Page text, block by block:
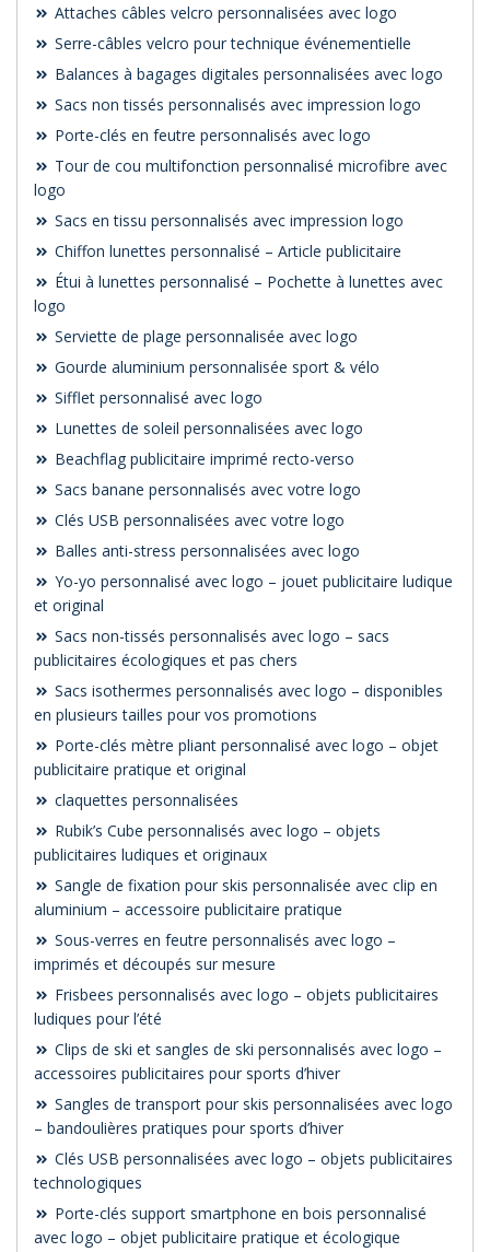
Attaches câbles velcro personnalisées avec logo
Serre-câbles velcro pour technique événementielle
Balances à bagages digitales personnalisées avec logo
Sacs non tissés personnalisés avec impression logo
Porte-clés en feutre personnalisés avec logo
Tour de cou multifonction personnalisé microfibre avec
logo
Sacs en tissu personnalisés avec impression logo
Chiffon lunettes personnalisé – Article publicitaire
Étui à lunettes personnalisé – Pochette à lunettes avec
logo
Serviette de plage personnalisée avec logo
Gourde aluminium personnalisée sport & vélo
Sifflet personnalisé avec logo
Lunettes de soleil personnalisées avec logo
Beachflag publicitaire imprimé recto-verso
Sacs banane personnalisés avec votre logo
Clés USB personnalisées avec votre logo
Balles anti-stress personnalisées avec logo
Yo-yo personnalisé avec logo – jouet publicitaire ludique
et original
Sacs non-tissés personnalisés avec logo – sacs
publicitaires écologiques et pas chers
Sacs isothermes personnalisés avec logo – disponibles
en plusieurs tailles pour vos promotions
Porte-clés mètre pliant personnalisé avec logo – objet
publicitaire pratique et original
claquettes personnalisées
Rubik’s Cube personnalisés avec logo – objets
publicitaires ludiques et originaux
Sangle de fixation pour skis personnalisée avec clip en
aluminium – accessoire publicitaire pratique
Sous-verres en feutre personnalisés avec logo –
imprimés et découpés sur mesure
Frisbees personnalisés avec logo – objets publicitaires
ludiques pour l’été
Clips de ski et sangles de ski personnalisés avec logo –
accessoires publicitaires pour sports d’hiver
Sangles de transport pour skis personnalisées avec logo
– bandoulières pratiques pour sports d’hiver
Clés USB personnalisées avec logo – objets publicitaires
technologiques
Porte-clés support smartphone en bois personnalisé
avec logo – objet publicitaire pratique et écologique